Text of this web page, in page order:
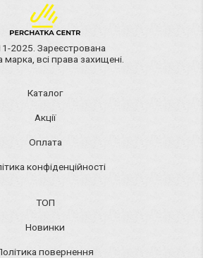
2025. Зареєстрована
марка, всі права захищені.
Каталог
Акції
Оплата
конфіденційності
ТОП
Новинки
повернення